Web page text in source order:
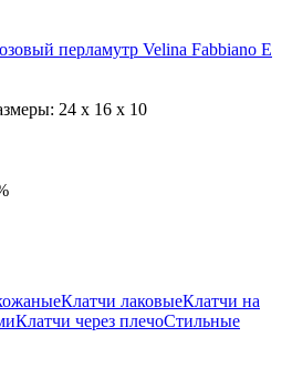
перламутр Velina Fabbiano E
24 x 16 x 10
Клатчи лаковыеКлатчи на
Клатчи через плечоСтильные